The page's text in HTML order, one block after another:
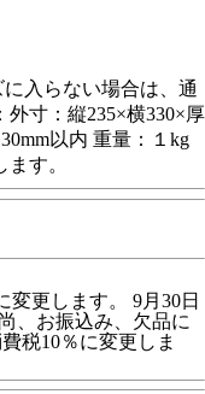
入らない場合は、通
寸：縦235×横330×厚
以内 重量：１kg
す。
変更します。 9月30日
、お振込み、欠品に
税10％に変更しま